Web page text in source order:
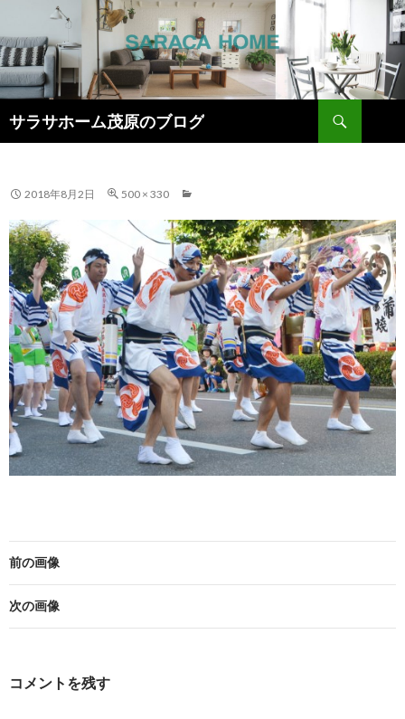
サラサホーム茂原のブログ
索
ン
へ
ス
キ
ッ
プ
2018年8月2日 500 × 330
前の画像
次の画像
コメントを残す